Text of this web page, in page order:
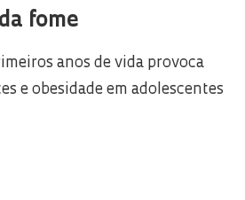
fome
anos de vida provoca
e obesidade em adolescentes